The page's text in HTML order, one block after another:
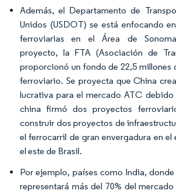
Además, el Departamento de
Unidos (USDOT) se está enfocando
ferroviarias en el Área de
proyecto, la FTA (Asociación de
proporcionó un fondo de 22,5 millones
ferroviario. Se proyecta que China
lucrativa para el mercado ATC debido
china firmó dos proyectos
construir dos proyectos de
el ferrocarril de gran envergadura en el
el este de Brasil.
Por ejemplo, países como India,
representará más del 70% del